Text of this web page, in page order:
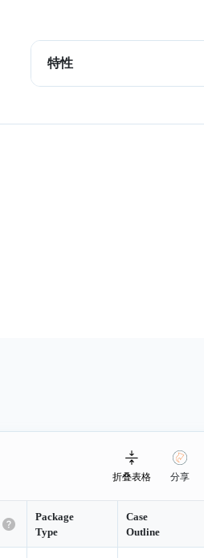
特性
折叠表格 分享
Package
Type
Case
Outline